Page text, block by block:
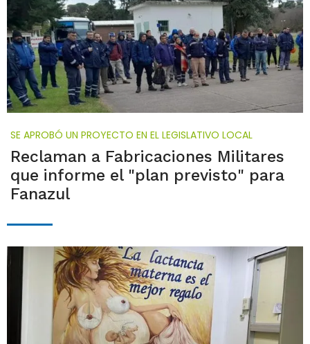
SE APROBÓ UN PROYECTO EN EL LEGISLATIVO LOCAL
Reclaman a Fabricaciones Militares
que informe el "plan previsto" para
Fanazul